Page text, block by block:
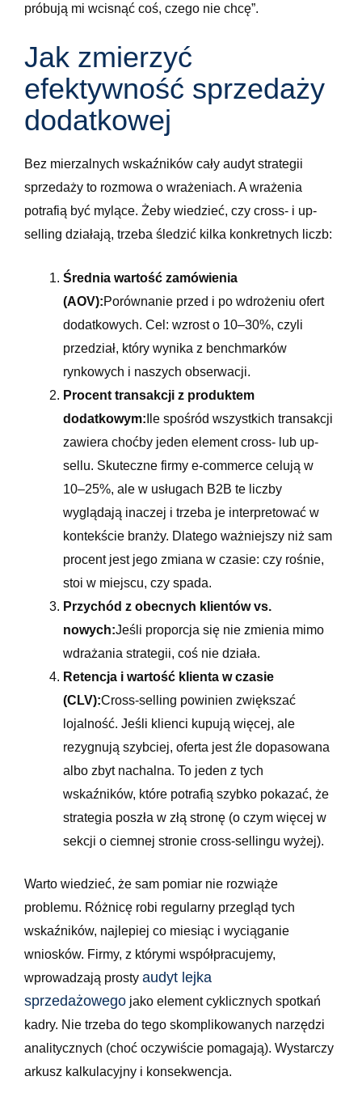
próbują mi wcisnąć coś, czego nie chcę”.
Jak zmierzyć
efektywność sprzedaży
dodatkowej
Bez mierzalnych wskaźników cały audyt strategii
sprzedaży to rozmowa o wrażeniach. A wrażenia
potrafią być mylące. Żeby wiedzieć, czy cross- i up-
selling działają, trzeba śledzić kilka konkretnych liczb:
Średnia wartość zamówienia
(AOV):Porównanie przed i po wdrożeniu ofert
dodatkowych. Cel: wzrost o 10–30%, czyli
przedział, który wynika z benchmarków
rynkowych i naszych obserwacji.
Procent transakcji z produktem
dodatkowym: Ile spośród wszystkich transakcji
zawiera choćby jeden element cross- lub up-
sellu. Skuteczne firmy e-commerce celują w
10–25%, ale w usługach B2B te liczby
wyglądają inaczej i trzeba je interpretować w
kontekście branży. Dlatego ważniejszy niż sam
procent jest jego zmiana w czasie: czy rośnie,
stoi w miejscu, czy spada.
Przychód z obecnych klientów vs.
nowych:Jeśli proporcja się nie zmienia mimo
wdrażania strategii, coś nie działa.
Retencja i wartość klienta w czasie
(CLV):Cross-selling powinien zwiększać
lojalność. Jeśli klienci kupują więcej, ale
rezygnują szybciej, oferta jest źle dopasowana
albo zbyt nachalna. To jeden z tych
wskaźników, które potrafią szybko pokazać, że
strategia poszła w złą stronę (o czym więcej w
sekcji o ciemnej stronie cross-sellingu wyżej).
Warto wiedzieć, że sam pomiar nie rozwiąże
problemu. Różnicę robi regularny przegląd tych
wskaźników, najlepiej co miesiąc i wyciąganie
wniosków. Firmy, z którymi współpracujemy,
wprowadzają prosty audyt lejka
sprzedażowego jako element cyklicznych spotkań
kadry. Nie trzeba do tego skomplikowanych narzędzi
analitycznych (choć oczywiście pomagają). Wystarczy
arkusz kalkulacyjny i konsekwencja.